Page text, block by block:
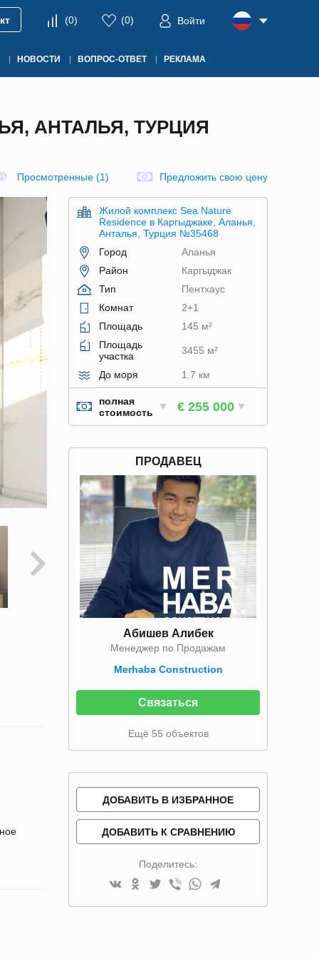
(0) (0) Войти
НОВОСТИ ВОПРОС-ОТВЕТ РЕКЛАМА
АНТАЛЬЯ, ТУРЦИЯ
Просмотренные (1) Предложить свою цену
Жилой комплекс Sea Nature
Residence в Каргыджаке, Аланья,
Анталья, Турция №35468
Город
Аланья
Район
Каргыджак
Тип
Пентхаус
Комнат
2+1
Площадь
145 м²
Площадь
участка
3455 м²
До моря 1.7 км
полная
стоимость
€ 255 000
ПРОДАВЕЦ
Абишев Алибек
Менеджер по Продажам
Merhaba Construction
Связаться
Ещё 55 объектов
ДОБАВИТЬ В ИЗБРАННОЕ
ДОБАВИТЬ К СРАВНЕНИЮ
Поделитесь: